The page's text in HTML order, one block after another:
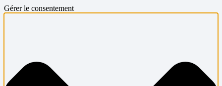
Gérer le consentement